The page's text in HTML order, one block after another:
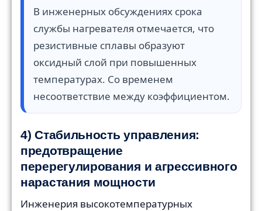
В инженерных обсуждениях срока
службы нагревателя отмечается, что
резистивные сплавы образуют
оксидный слой при повышенных
температурах. Со временем
несоответствие между коэффициентом.
4) Стабильность управления:
предотвращение
перерегулирования и агрессивного
нарастания мощности
Инженерия высокотемпературных